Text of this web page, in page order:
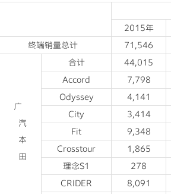
2015年
终端销量总计
71,546
广
汽
本
田
合计 44,015
Accord
7,798
Odyssey
4,141
City
3,414
Fit
9,348
Crosstour
1,865
理念S1
278
CRIDER
8,091